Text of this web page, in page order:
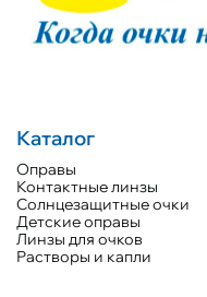
Каталог
Оправы
Контактные линзы
Солнцезащитные очки
Детские оправы
Линзы для очков
Растворы и капли